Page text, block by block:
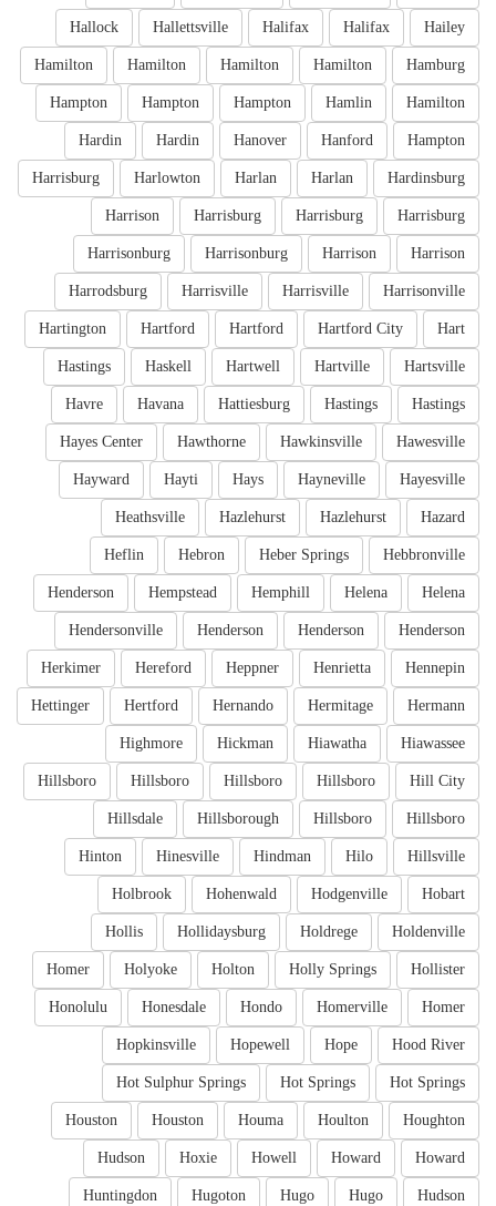
Hailey
Halifax
Halifax
Hallettsville
Hallock
Hamburg
Hamilton
Hamilton
Hamilton
Hamilton
Hamilton
Hamlin
Hampton
Hampton
Hampton
Hampton
Hanford
Hanover
Hardin
Hardin
Hardinsburg
Harlan
Harlan
Harlowton
Harrisburg
Harrisburg
Harrisburg
Harrisburg
Harrison
Harrison
Harrison
Harrisonburg
Harrisonburg
Harrisonville
Harrisville
Harrisville
Harrodsburg
Hart
Hartford City
Hartford
Hartford
Hartington
Hartsville
Hartville
Hartwell
Haskell
Hastings
Hastings
Hastings
Hattiesburg
Havana
Havre
Hawesville
Hawkinsville
Hawthorne
Hayes Center
Hayesville
Hayneville
Hays
Hayti
Hayward
Hazard
Hazlehurst
Hazlehurst
Heathsville
Hebbronville
Heber Springs
Hebron
Heflin
Helena
Helena
Hemphill
Hempstead
Henderson
Henderson
Henderson
Henderson
Hendersonville
Hennepin
Henrietta
Heppner
Hereford
Herkimer
Hermann
Hermitage
Hernando
Hertford
Hettinger
Hiawassee
Hiawatha
Hickman
Highmore
Hill City
Hillsboro
Hillsboro
Hillsboro
Hillsboro
Hillsboro
Hillsboro
Hillsborough
Hillsdale
Hillsville
Hilo
Hindman
Hinesville
Hinton
Hobart
Hodgenville
Hohenwald
Holbrook
Holdenville
Holdrege
Hollidaysburg
Hollis
Hollister
Holly Springs
Holton
Holyoke
Homer
Homer
Homerville
Hondo
Honesdale
Honolulu
Hood River
Hope
Hopewell
Hopkinsville
Hot Springs
Hot Springs
Hot Sulphur Springs
Houghton
Houlton
Houma
Houston
Houston
Howard
Howard
Howell
Hoxie
Hudson
Hudson
Hugo
Hugo
Hugoton
Huntingdon